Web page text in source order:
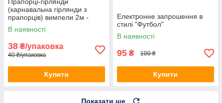
Прапорці-гірлянди
(карнавальна гірлянди з
прапорців) вимпели 2м -
Футбол, Зелений
В наявності
38 ₴/упаковка
40 ₴/упаковка
Купити
Електронне запрошення в
стилі "Футбол"
В наявності
95 ₴ 100 ₴
Купити
Показати ще